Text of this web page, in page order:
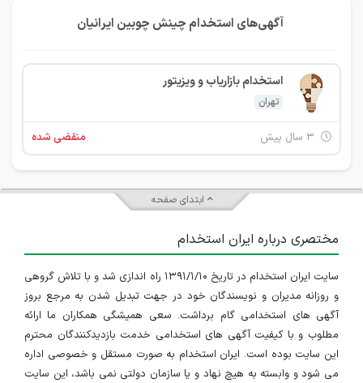
آگهی‌های استخدام چینش چوبین ایرانیان
استخدام بازاریاب و ویزیتور
تهران
منقضی شده
ابتدای صفحه
مختصری درباره ایران استخدام
سایت ایران استخدام در تاریخ ۱۳۹۱/۱/۱۰ راه اندازی شد و با تلاش گروهی
و روزانه مدیران و نویسندگان خود در جهت تبدیل شدن به مرجع بروز
آگهی های استخدامی گام برداشت. سعی همیشگی همکاران ما ارائه
مطلوب و با کیفیت آگهی های استخدامی خدمت بازدیدکنندگان محترم
این سایت بوده است. ایران استخدام به صورت مستقل و خصوصی اداره
می شود و وابسته به هیچ نهاد و یا سازمان دولتی نمی باشد، این سایت